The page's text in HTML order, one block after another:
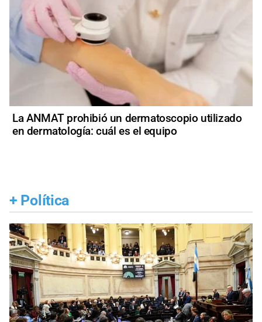
La ANMAT prohibió un dermatoscopio utilizado
en dermatología: cuál es el equipo
+ Política